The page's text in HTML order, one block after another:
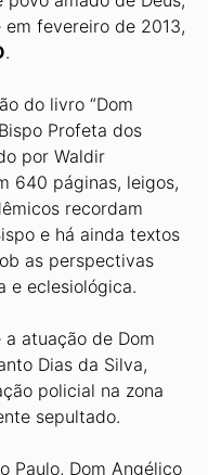
em fevereiro de 2013,
.
do livro “Dom
Profeta dos
por Waldir
640 páginas, leigos,
recordam
e há ainda textos
as perspectivas
e eclesiológica.
atuação de Dom
Dias da Silva,
policial na zona
sepultado.
Paulo, Dom Angélico